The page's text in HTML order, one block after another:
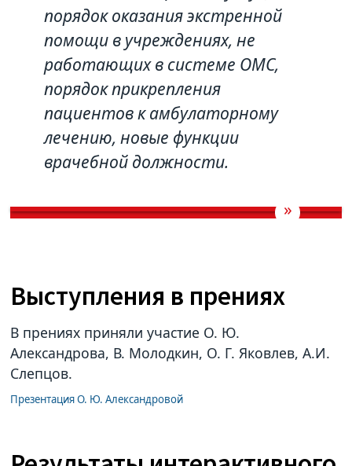
порядок оказания экстренной
помощи в учреждениях, не
работающих в системе ОМС,
порядок прикрепления
пациентов к амбулаторному
лечению, новые функции
врачебной должности.
Выступления в прениях
В прениях приняли участие О. Ю.
Александрова, В. Молодкин, О. Г. Яковлев, А.И.
Слепцов.
Презентация О. Ю. Александровой